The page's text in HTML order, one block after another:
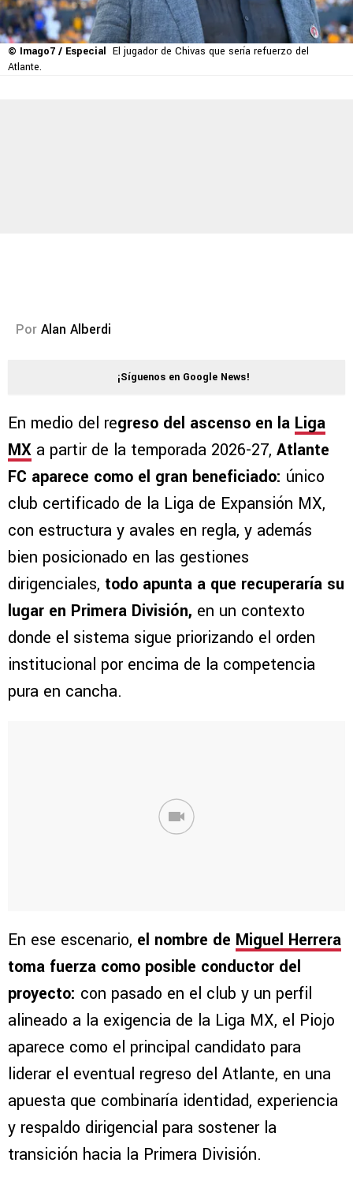
© Imago7 / Especial El jugador de Chivas que sería refuerzo del
Atlante.
Por Alan Alberdi
¡Síguenos en Google News!
En medio del regreso del ascenso en la Liga
MX a partir de la temporada 2026-27, Atlante
FC aparece como el gran beneficiado: único
club certificado de la Liga de Expansión MX,
con estructura y avales en regla, y además
bien posicionado en las gestiones
dirigenciales, todo apunta a que recuperaría su
lugar en Primera División, en un contexto
donde el sistema sigue priorizando el orden
institucional por encima de la competencia
pura en cancha.
En ese escenario, el nombre de Miguel Herrera
toma fuerza como posible conductor del
proyecto: con pasado en el club y un perfil
alineado a la exigencia de la Liga MX, el Piojo
aparece como el principal candidato para
liderar el eventual regreso del Atlante, en una
apuesta que combinaría identidad, experiencia
y respaldo dirigencial para sostener la
transición hacia la Primera División.